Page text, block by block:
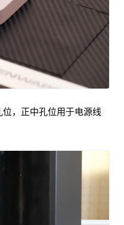
，正中孔位用于电源线